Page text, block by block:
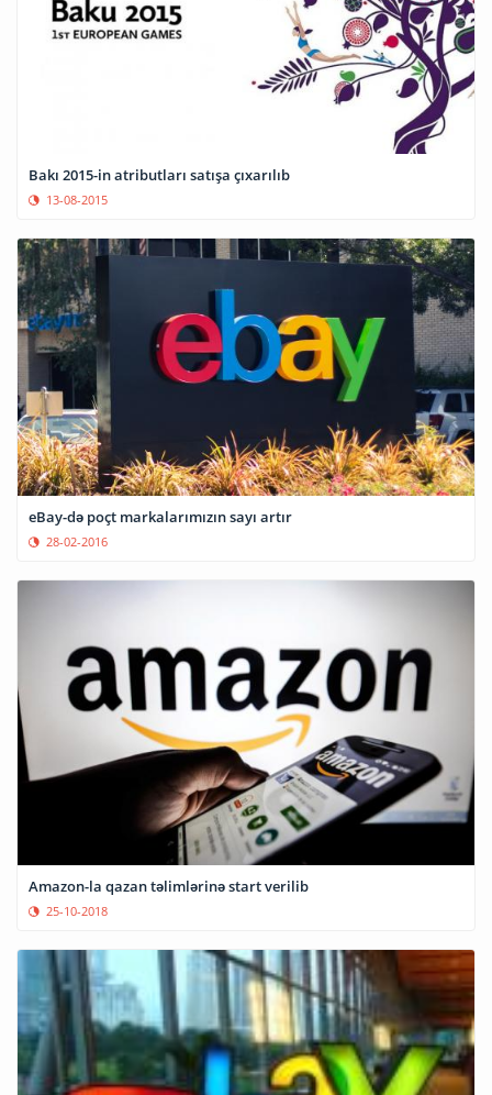
Bakı 2015-in atributları satışa çıxarılıb
13-08-2015
eBay-də poçt markalarımızın sayı artır
28-02-2016
Amazon-la qazan təlimlərinə start verilib
25-10-2018